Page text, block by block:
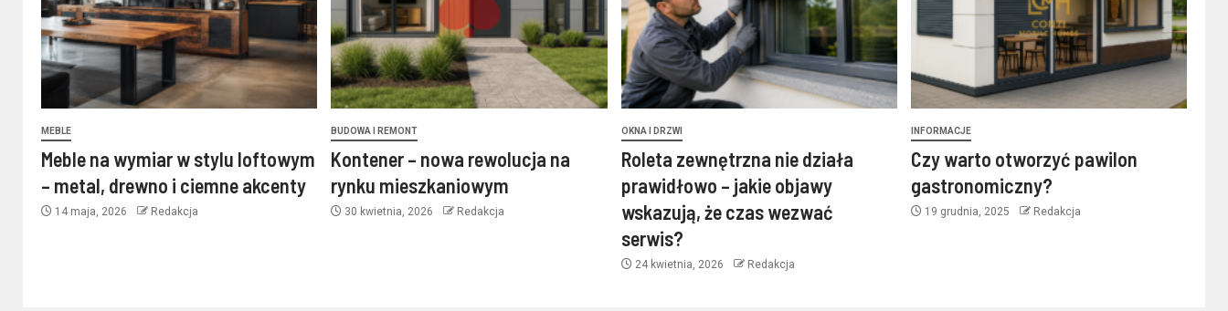
MEBLE
Meble na wymiar w stylu loftowym
– metal, drewno i ciemne akcenty
14 maja, 2026 Redakcja
BUDOWA I REMONT
Kontener – nowa rewolucja na
rynku mieszkaniowym
30 kwietnia, 2026 Redakcja
OKNA I DRZWI
Roleta zewnętrzna nie działa
prawidłowo – jakie objawy
wskazują, że czas wezwać
serwis?
24 kwietnia, 2026 Redakcja
INFORMACJE
Czy warto otworzyć pawilon
gastronomiczny?
19 grudnia, 2025 Redakcja